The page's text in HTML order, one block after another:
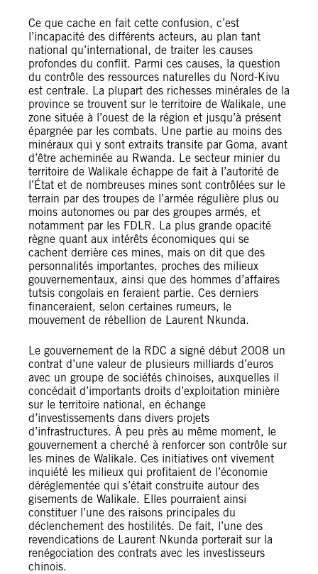
Ce que cache en fait cette confusion, c’est
l’incapacité des différents acteurs, au plan tant
national qu’international, de traiter les causes
profondes du conflit. Parmi ces causes, la question
du contrôle des ressources naturelles du Nord-Kivu
est centrale. La plupart des richesses minérales de la
province se trouvent sur le territoire de Walikale, une
zone située à l’ouest de la région et jusqu’à présent
épargnée par les combats. Une partie au moins des
minéraux qui y sont extraits transite par Goma, avant
d’être acheminée au Rwanda. Le secteur minier du
territoire de Walikale échappe de fait à l’autorité de
l’État et de nombreuses mines sont contrôlées sur le
terrain par des troupes de l’armée régulière plus ou
moins autonomes ou par des groupes armés, et
notamment par les FDLR. La plus grande opacité
règne quant aux intérêts économiques qui se
cachent derrière ces mines, mais on dit que des
personnalités importantes, proches des milieux
gouvernementaux, ainsi que des hommes d’affaires
tutsis congolais en feraient partie. Ces derniers
financeraient, selon certaines rumeurs, le
mouvement de rébellion de Laurent Nkunda.
Le gouvernement de la RDC a signé début 2008 un
contrat d’une valeur de plusieurs milliards d’euros
avec un groupe de sociétés chinoises, auxquelles il
concédait d’importants droits d’exploitation minière
sur le territoire national, en échange
d’investissements dans divers projets
d’infrastructures. À peu près au même moment, le
gouvernement a cherché à renforcer son contrôle sur
les mines de Walikale. Ces initiatives ont vivement
inquiété les milieux qui profitaient de l’économie
déréglementée qui s’était construite autour des
gisements de Walikale. Elles pourraient ainsi
constituer l’une des raisons principales du
déclenchement des hostilités. De fait, l’une des
revendications de Laurent Nkunda porterait sur la
renégociation des contrats avec les investisseurs
chinois.